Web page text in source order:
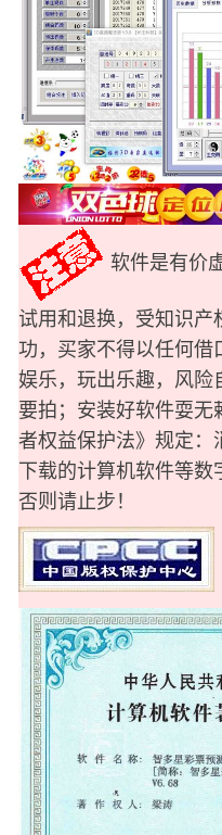
软件是有价
试用和退换，受知识
功，买家不得以任何借
娱乐，玩出乐趣，风险
要拍；安装好软件耍无
者权益保护法》规定
下载的计算机软件等数
否则请止步！